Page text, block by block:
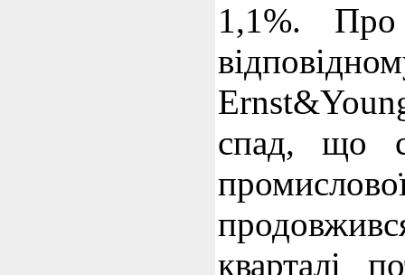
1,1%.
спад, що
кварталі